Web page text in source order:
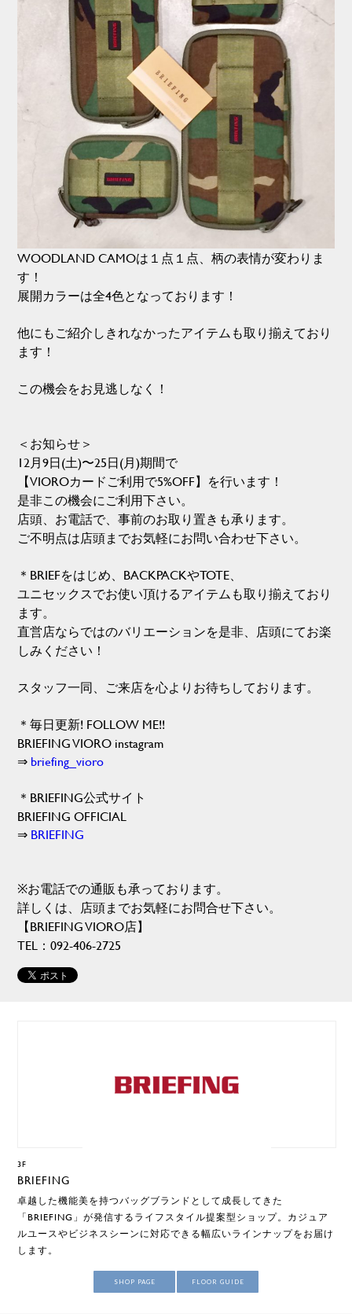
WOODLAND CAMOは１点１点、柄の表情が変わりま
す！
展開カラーは全4色となっております！
他にもご紹介しきれなかったアイテムも取り揃えており
ます！
この機会をお見逃しなく！
＜お知らせ＞
12月9日(土)〜25日(月)期間で
【VIOROカードご利用で5%OFF】を行います！
是非この機会にご利用下さい。
店頭、お電話で、事前のお取り置きも承ります。
ご不明点は店頭までお気軽にお問い合わせ下さい。
＊BRIEFをはじめ、BACKPACKやTOTE、
ユニセックスでお使い頂けるアイテムも取り揃えており
ます。
直営店ならではのバリエーションを是非、店頭にてお楽
しみください！
スタッフ一同、ご来店を心よりお待ちしております。
＊毎日更新! FOLLOW ME!!
BRIEFING VIORO instagram
⇒ briefing_vioro
＊BRIEFING公式サイト
BRIEFING OFFICIAL
⇒ BRIEFING
※お電話での通販も承っております。
詳しくは、店頭までお気軽にお問合せ下さい。
【BRIEFING VIORO店】
TEL：092-406-2725
3F
BRIEFING
卓越した機能美を持つバッグブランドとして成長してきた
「BRIEFING」が発信するライフスタイル提案型ショップ。カジュア
ルユースやビジネスシーンに対応できる幅広いラインナップをお届け
します。
SHOP PAGE FLOOR GUIDE